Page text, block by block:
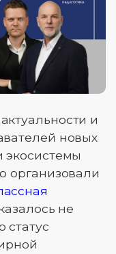
и
новых
организовали
не